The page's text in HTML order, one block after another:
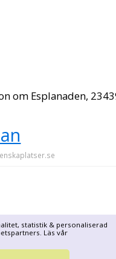
statistik & personaliserad
Läs vår
om Esplanaden,